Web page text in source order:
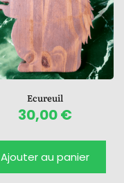
Ecureuil
30,00€
Ajouter au panier